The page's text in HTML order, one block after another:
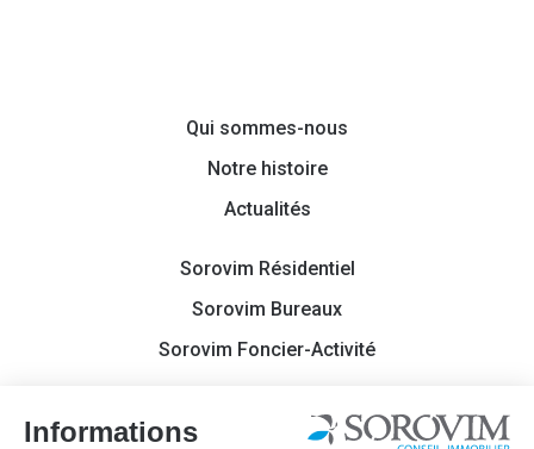
Qui sommes-nous
Notre histoire
Actualités
Sorovim Résidentiel
Sorovim Bureaux
Sorovim Foncier-Activité